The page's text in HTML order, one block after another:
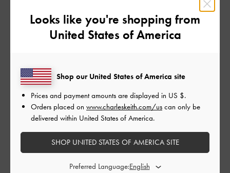
このレビューは役に立ちましたか？
ご利用者様
収納たくさん
カードもいっぱい入れられてお札とレシート分けられる！
2024-09-06
Looks like you're shopping from
United States of America
Shop our United States of America site
Prices and payment amounts are displayed in US $.
Orders placed on www.charleskeith.com/us can only be
delivered within United States of America.
SHOP UNITED STATES OF AMERICA SITE
Preferred Language: